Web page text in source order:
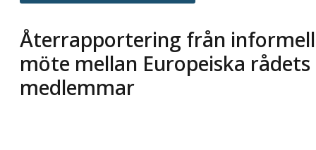
Återrapportering från
möte mellan Europeiska rådets
medlemmar